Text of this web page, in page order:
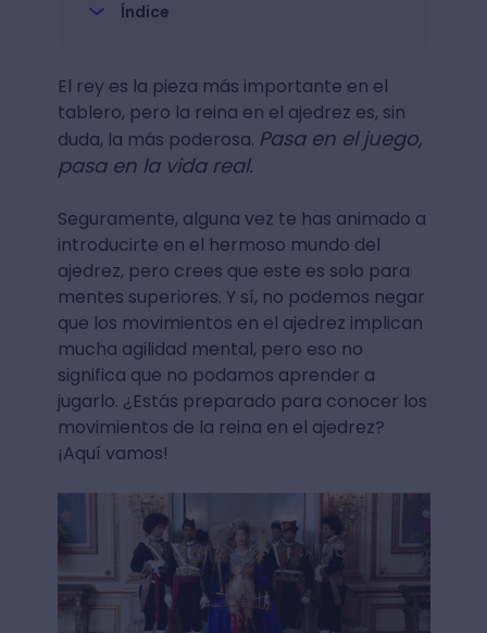
Índice
El rey es la pieza más importante en el
tablero, pero la reina en el ajedrez es, sin
duda, la más poderosa. Pasa en el juego,
pasa en la vida real.
Seguramente, alguna vez te has animado a
introducirte en el hermoso mundo del
ajedrez, pero crees que este es solo para
mentes superiores. Y sí, no podemos negar
que los movimientos en el ajedrez implican
mucha agilidad mental, pero eso no
significa que no podamos aprender a
jugarlo. ¿Estás preparado para conocer los
movimientos de la reina en el ajedrez?
¡Aquí vamos!